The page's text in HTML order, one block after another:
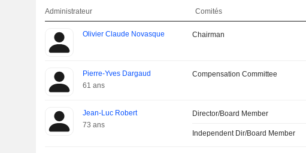
Administrateur Comités
Olivier Claude Novasque Chairman
Pierre-Yves Dargaud
61 ans
Compensation Committee
Jean-Luc Robert
73 ans
Director/Board Member
Independent Dir/Board Member